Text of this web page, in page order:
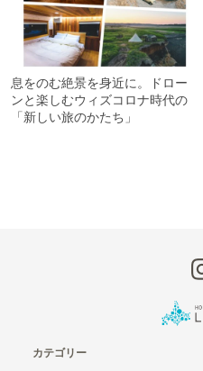
息をのむ絶景を身近に。ドロー
ンと楽しむウィズコロナ時代の
「新しい旅のかたち」
カテゴリー